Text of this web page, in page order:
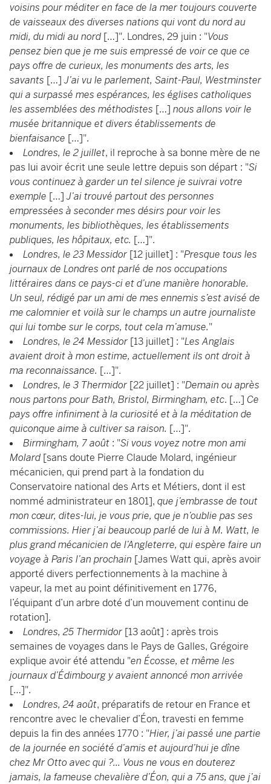
voisins pour méditer en face de la mer toujours couverte
de vaisseaux des diverses nations qui vont du nord au
midi, du midi au nord […]". Londres, 29 juin : "Vous
pensez bien que je me suis empressé de voir ce que ce
pays offre de curieux, les monuments des arts, les
savants […]J’ai vu le parlement, Saint-Paul, Westminster
qui a surpassé mes espérances, les églises catholiques
les assemblées des méthodistes […] nous allons voir le
musée britannique et divers établissements de
bienfaisance […]".
Londres, le 2 juillet, il reproche à sa bonne mère de ne
pas lui avoir écrit une seule lettre depuis son départ : "Si
vous continuez à garder un tel silence je suivrai votre
exemple […]J’ai trouvé partout des personnes
empressées à seconder mes désirs pour voir les
monuments, les bibliothèques, les établissements
publiques, les hôpitaux, etc. […]".
Londres, le 23 Messidor[12 juillet] : "Presque tous les
journaux de Londres ont parlé de nos occupations
littéraires dans ce pays-ci et d’une manière honorable.
Un seul, rédigé par un ami de mes ennemis s’est avisé de
me calomnier et voilà sur le champs un autre journaliste
qui lui tombe sur le corps, tout cela m’amuse."
Londres, le 24 Messidor[13 juillet] : "Les Anglais
avaient droit à mon estime, actuellement ils ont droit à
ma reconnaissance. […]".
Londres, le 3 Thermidor[22 juillet] : "Demain ou après
nous partons pour Bath, Bristol, Birmingham, etc. […] Ce
pays offre infiniment à la curiosité et à la méditation de
quiconque aime à cultiver sa raison. […]".
Birmingham, 7 août : "Si vous voyez notre mon ami
Molard [sans doute Pierre Claude Molard, ingénieur
mécanicien, qui prend part à la fondation du
Conservatoire national des Arts et Métiers, dont il est
nommé administrateur en 1801], que j’embrasse de tout
mon cœur, dites-lui, je vous prie, que je n’oublie pas ses
commissions. Hier j’ai beaucoup parlé de lui à M. Watt, le
plus grand mécanicien de l’Angleterre, qui espère faire un
voyage à Paris l’an prochain [James Watt qui, après avoir
apporté divers perfectionnements à la machine à
vapeur, la met au point définitivement en 1776,
l’équipant d’un arbre doté d’un mouvement continu de
rotation].
Londres, 25 Thermidor[13 août] : après trois
semaines de voyages dans le Pays de Galles, Grégoire
explique avoir été attendu "en Écosse, et même les
journaux d’Édimbourg y avaient annoncé mon arrivée
[…]".
Londres, 24 août, préparatifs de retour en France et
rencontre avec le chevalier d’Éon, travesti en femme
depuis la fin des années 1770 : "Hier, j’ai passé une partie
de la journée en société d’amis et aujourd’hui je dîne
chez Mr Otto avec qui ?... Vous ne vous en douterez
jamais, la fameuse chevalière d’Éon, qui a 75 ans, que j’ai